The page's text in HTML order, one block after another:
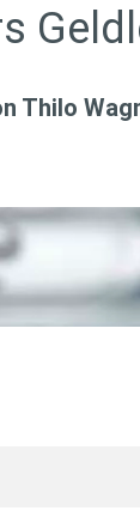
Thilo